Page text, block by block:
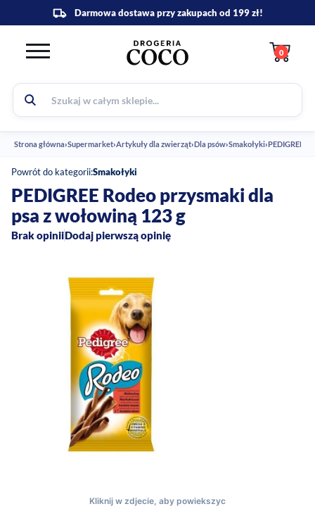
0
Strona główna›Supermarket›Artykuły dla zwierząt›Dla psów›Smakołyki›PEDIGREE
Powrót do kategorii:Smakołyki
PEDIGREE Rodeo przysmaki dla
psa z wołowiną 123 g
Brak opiniiDodaj pierwszą opinię